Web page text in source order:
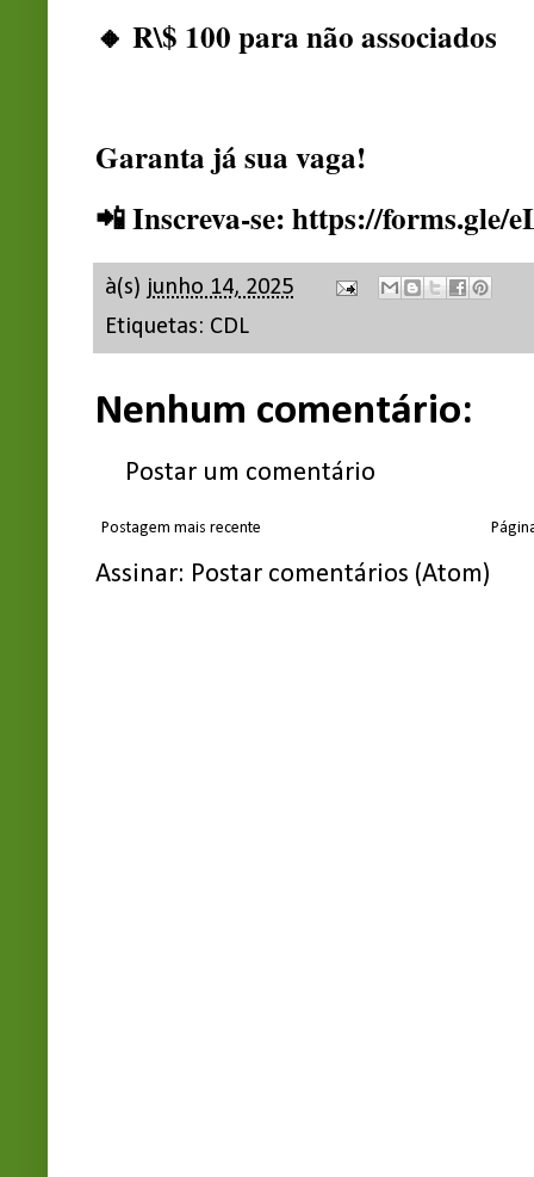
🔸 R\$ 100 para não associados
Garanta já sua vaga!
📲 Inscreva-se:https://forms.gle/
à(s) junho 14, 2025
Etiquetas: CDL
Nenhum comentário:
Postar um comentário
Postagem mais recente
Assinar: Postar comentários (Atom)